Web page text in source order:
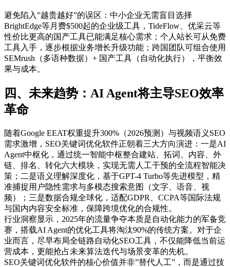
避免陷入”越贵越好”的误区：中小企业无需盲目选择
BrightEdge等月费$500起的企业级工具，TideFlow、优采云等
性价比更高的国产工具已能满足核心需求；个人站长可从免费
工具入手，逐步根据业务增长升级功能；跨国团队可组合使用
SEMrush（多语种数据）+ 国产工具（自动化执行），平衡效
果与成本。
四、未来趋势：AI Agent将主导SEO效率
革命
随着Google EEAT权重提升300%（2026预测）与视频语义SEO
需求激增，SEO关键词优化软件正朝着三大方向演进：一是AI
Agent中枢化，通过统一智能中枢整合建站、拓词、内容、外
链、排名、转化六大模块，实现无需人工干预的全流程智能决
策；二是语义理解深度化，基于GPT-4 Turbo等先进模型，精
准捕捉用户隐性需求与多模态搜索意图（文字、语音、视
频）；三是数据合规全球化，适配GDPR、CCPA等国际法规
与国内内容安全标准，保障跨境优化的合规性。
行业洞察显示，2025年的流量争夺本质是自动化能力的军备竞
赛，搭载AI Agent的优化工具将淘汰90%的传统方案。对于企
业而言，尽早布局全链路自动化SEO工具，不仅能降低当前运
营成本，更能抢占未来算法迭代与场景变革的先机。
SEO关键词优化软件的核心价值并非”替代人工”，而是通过技